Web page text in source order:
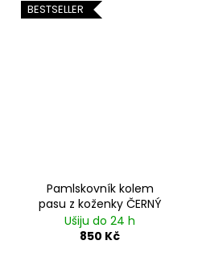
BESTSELLER
Pamlskovník kolem
pasu z koženky ČERNÝ
Ušiju do 24 h
850 Kč